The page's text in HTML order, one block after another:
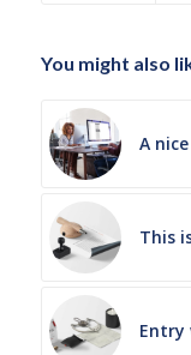
You might also
A
This
Entry